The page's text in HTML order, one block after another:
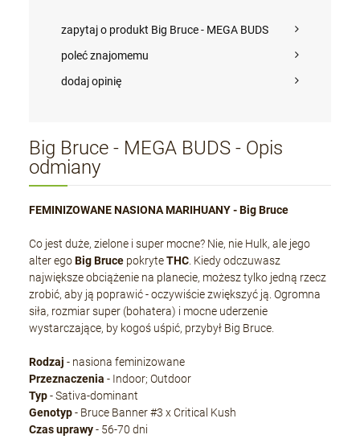
zapytaj o produkt Big Bruce - MEGA BUDS
poleć znajomemu
dodaj opinię
Big Bruce - MEGA BUDS - Opis
odmiany
FEMINIZOWANE NASIONA MARIHUANY - Big Bruce
Co jest duże, zielone i super mocne? Nie, nie Hulk, ale jego
alter egoBig Bruce pokryteTHC. Kiedy odczuwasz
największe obciążenie na planecie, możesz tylko jedną rzecz
zrobić, aby ją poprawić - oczywiście zwiększyć ją. Ogromna
siła, rozmiar super (bohatera) i mocne uderzenie
wystarczające, by kogoś uśpić, przybył Big Bruce.
Rodzaj - nasiona feminizowane
Przeznaczenia - Indoor; Outdoor
Typ- Sativa-dominant
Genotyp- Bruce Banner #3 x Critical Kush
Czas uprawy- 56-70 dni